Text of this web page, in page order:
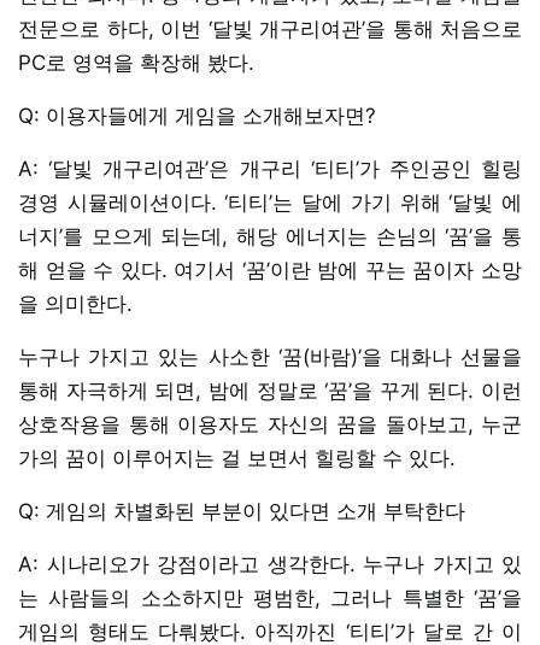
전문으로 하다, 이번 ‘달빛 개구리여관’을 통해 처음으로
PC로 영역을 확장해 봤다.
Q: 이용자들에게 게임을 소개해보자면?
A: ‘달빛 개구리여관’은 개구리 ‘티티’가 주인공인 힐링
경영 시뮬레이션이다. ‘티티’는 달에 가기 위해 ‘달빛 에
너지’를 모으게 되는데, 해당 에너지는 손님의 ‘꿈’을 통
해 얻을 수 있다. 여기서 ‘꿈’이란 밤에 꾸는 꿈이자 소망
을 의미한다.
누구나 가지고 있는 사소한 ‘꿈(바람)’을 대화나 선물을
통해 자극하게 되면, 밤에 정말로 ‘꿈’을 꾸게 된다. 이런
상호작용을 통해 이용자도 자신의 꿈을 돌아보고, 누군
가의 꿈이 이루어지는 걸 보면서 힐링할 수 있다.
Q: 게임의 차별화된 부분이 있다면 소개 부탁한다
A: 시나리오가 강점이라고 생각한다. 누구나 가지고 있
는 사람들의 소소하지만 평범한, 그러나 특별한 ‘꿈’을
게임의 형태도 다뤄봤다. 아직까진 ‘티티’가 달로 간 이